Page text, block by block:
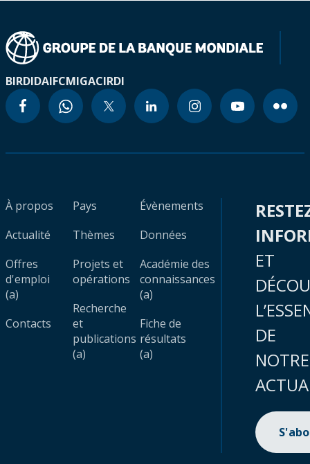
BIRDIDAIFCMIGACIRDI
À propos
Actualité
Offres
d'emploi
(a)
Contacts
Pays
Thèmes
Projets et
opérations
Recherche
et
publications
(a)
Évènements
Données
Académie des
connaissances
(a)
Fiche de
résultats
(a)
ET
DE
NOTRE